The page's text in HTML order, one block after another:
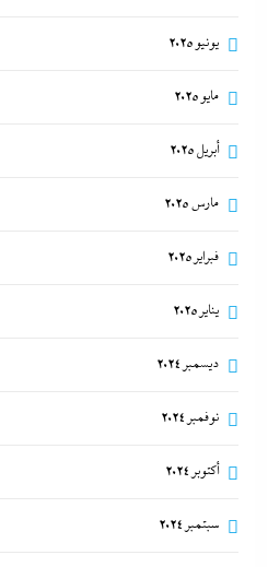
يونيو 2025
مايو 2025
أبريل 2025
مارس 2025
فبراير 2025
يناير 2025
ديسمبر 2024
نوفمبر 2024
أكتوبر 2024
سبتمبر 2024